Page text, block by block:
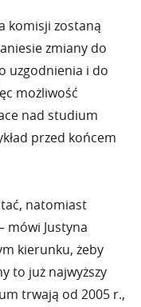
komisji zostaną
zmiany do
uzgodnienia i do
możliwość
nad studium
przed końcem
natomiast
mówi Justyna
kierunku, żeby
to już najwyższy
trwają od 2005 r.,